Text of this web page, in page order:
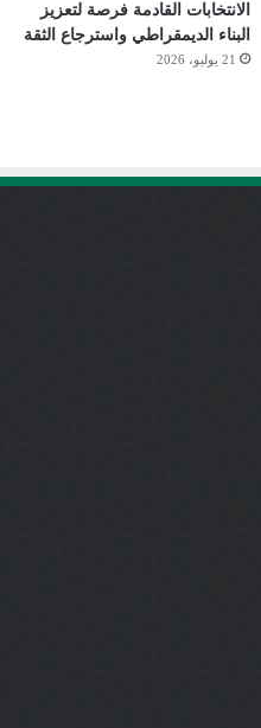
الانتخابات القادمة فرصة لتعزيز
البناء الديمقراطي واسترجاع الثقة
21 يوليو، 2026